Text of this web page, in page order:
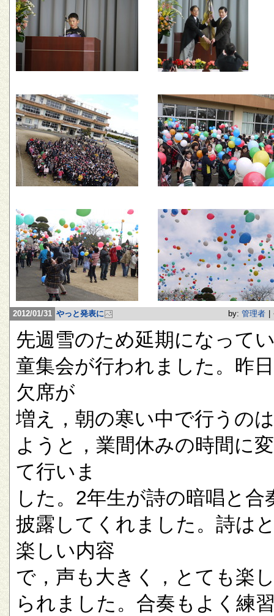
2012/01/31 やっと発表に by: 管理者
先週雪のため延期になって
童集会が行われました。昨
欠席が
増え，朝の寒い中で行うの
ようと，業間休みの時間に
て行いま
した。2年生が詩の暗唱と合
披露してくれました。詩は
楽しい内容
で，声も大きく，とても楽
られました。合奏もよく練